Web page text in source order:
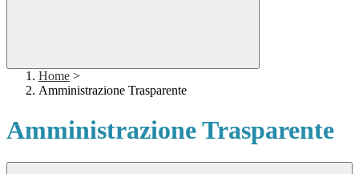
Home >
Amministrazione Trasparente
Amministrazione Trasparente